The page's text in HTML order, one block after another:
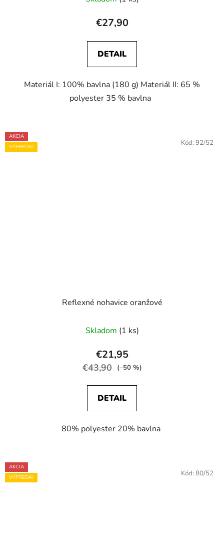
€27,90
DETAIL
Materiál I: 100% bavlna (180 g) Materiál II: 65 %
polyester 35 % bavlna
AKCIA
VÝPREDAJ
Reflexné nohavice oranžové
Skladom (1 ks)
€21,95
€43,90 (–50 %)
DETAIL
80% polyester 20% bavlna
Kód: 92/52
AKCIA
VÝPREDAJ
Kód: 80/52